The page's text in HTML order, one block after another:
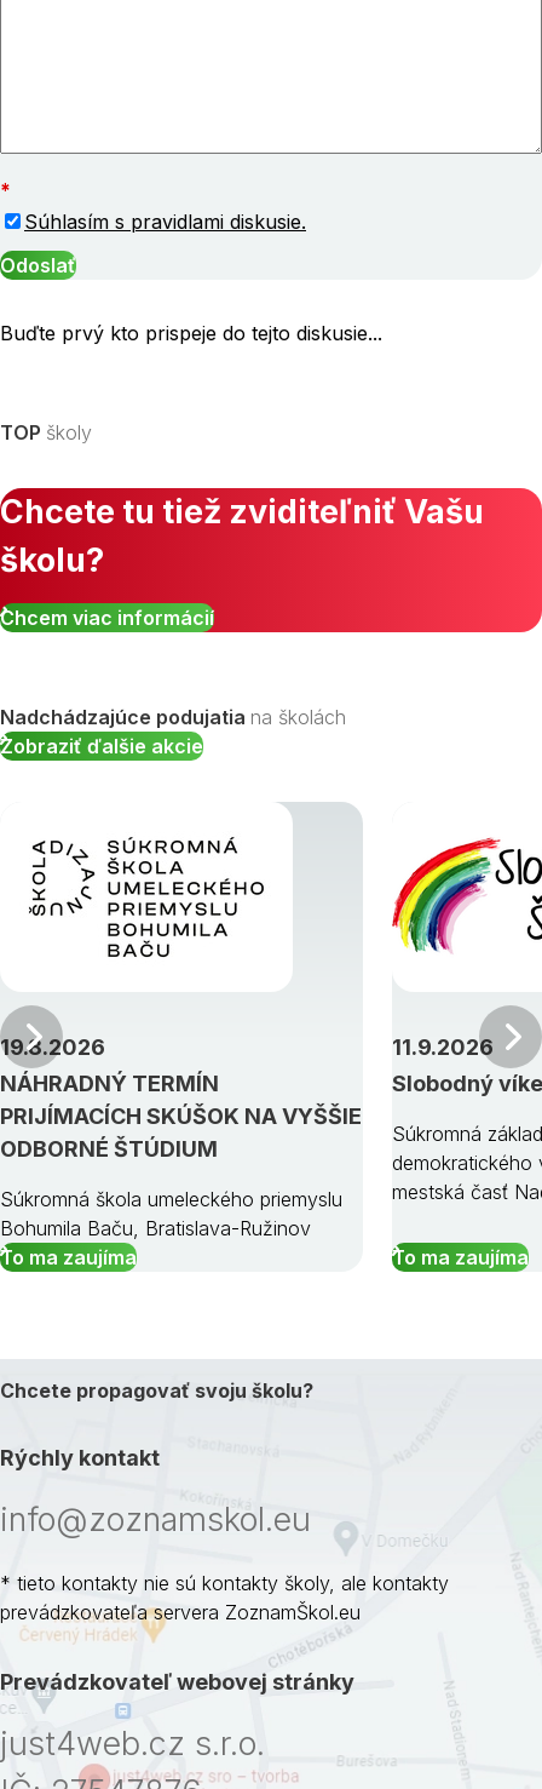
Súhlasím s pravidlami diskusie.
Buďte prvý kto prispeje do tejto diskusie...
TOP školy
Chcete tu tiež zviditeľniť Vašu
školu?
Chcem viac informácií
Nadchádzajúce podujatia na školách
Zobraziť ďalšie akcie
NÁHRADNÝ TERMÍN
PRIJÍMACÍCH SKÚŠOK NA VYŠŠIE
ODBORNÉ ŠTÚDIUM
19.8.2026
Súkromná škola umeleckého priemyslu
Bohumila Baču, Bratislava-Ružinov
To ma zaujíma
Slobodný
11.9.2026
Súkromná
demokratického
mestská časť
To ma zaujíma
Predchádzajúci
Chcete propagovať svoju školu?
Rýchly kontakt
info@zoznamskol.eu
* tieto kontakty nie sú kontakty školy, ale kontakty
prevádzkovateľa servera ZoznamŠkol.eu
Prevádzkovateľ webovej stránky
just4web.cz s.r.o.